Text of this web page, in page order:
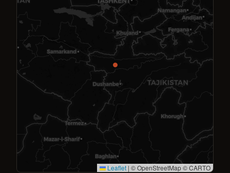
Leaflet | © OpenStreetMap © CARTO